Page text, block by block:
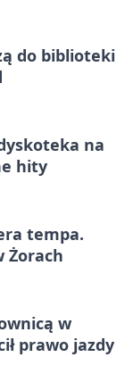
do biblioteki
na
hity
tempa.
Żorach
w
prawo jazdy